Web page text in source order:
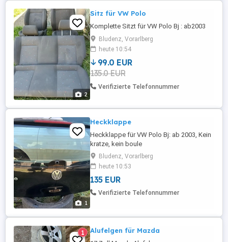
2
Sitz für VW Polo
Komplette Sitzt für VW Polo Bj : ab2003
Bludenz, Vorarlberg
heute 10:54
99.0 EUR
135.0 EUR
Verifizierte Telefonnummer
1
Heckklappe
Heckklappe für VW Polo Bj: ab 2003, Kein
kratze, kein boule
Bludenz, Vorarlberg
heute 10:53
135 EUR
Verifizierte Telefonnummer
1 Alufelgen für Mazda